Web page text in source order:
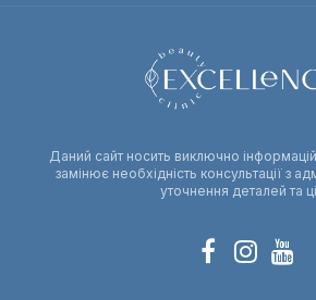
Даний сайт носить виключно
замінює необхідність консультації з
уточнення деталей та